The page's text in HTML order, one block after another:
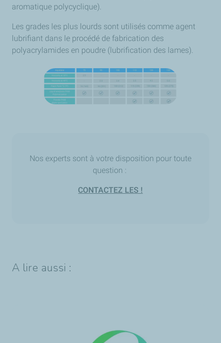
aromatique polycyclique).
Les grades les plus lourds sont utilisés comme agent
lubrifiant dans le procédé de fabrication des
polyacrylamides en poudre (lubrification des lames).
Nos experts sont à votre disposition pour toute
question :
CONTACTEZ LES !
A lire aussi :